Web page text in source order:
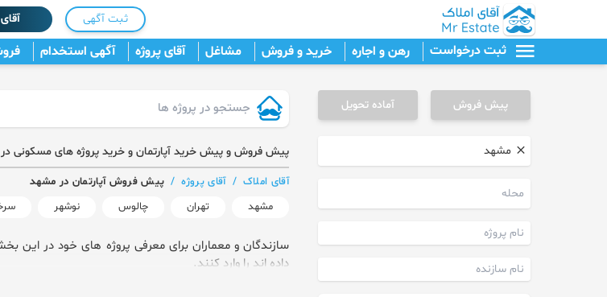
ثبت آگهی
ثبت درخواست رهن و اجاره خرید و فروش مشاغل آقای پروژه آگهی استخدام
پیش فروش آماده تحویل
پیش فروش و پیش خرید آپارتمان و خرید پروژه های مسکونی
آقای املاک / آقای پروژه / پیش فروش آپارتمان در مشهد
مشهد
تهران چالوس نوشهر
سازندگان و معماران برای معرفی پروژه های خود در این
داده اند را وارد کنند.